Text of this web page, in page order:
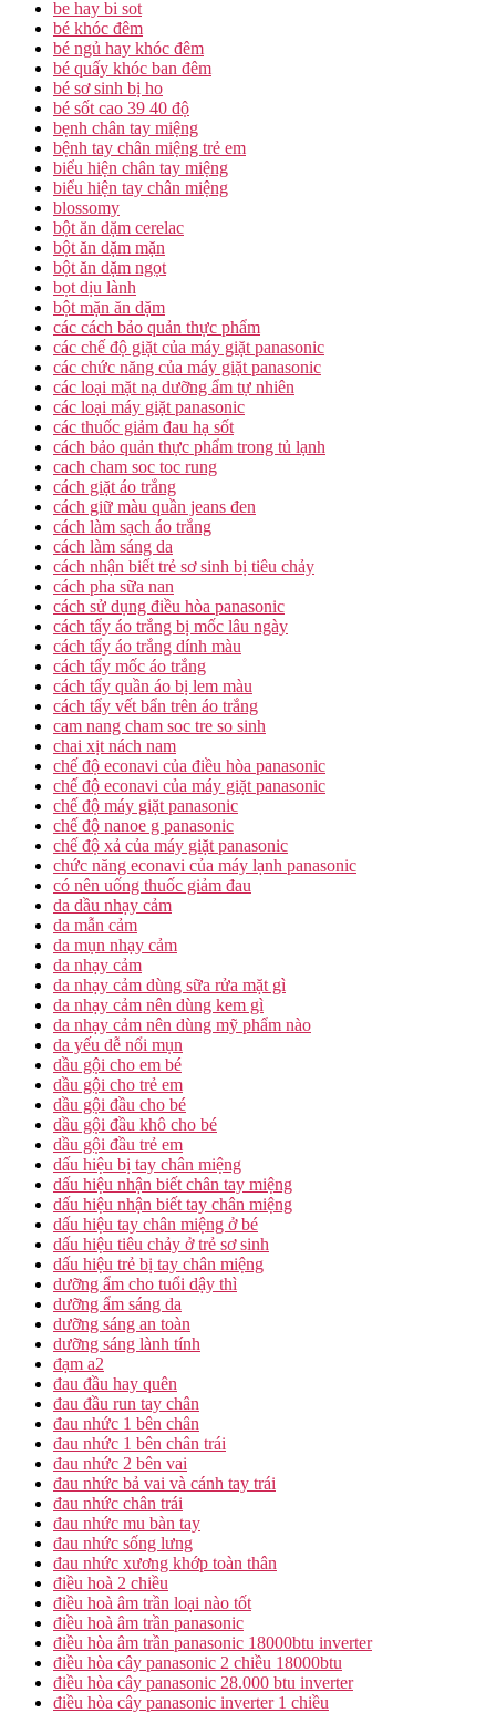
be hay bi sot
bé khóc đêm
bé ngủ hay khóc đêm
bé quấy khóc ban đêm
bé sơ sinh bị ho
bé sốt cao 39 40 độ
bẹnh chân tay miệng
bệnh tay chân miệng trẻ em
biểu hiện chân tay miệng
biểu hiện tay chân miệng
blossomy
bột ăn dặm cerelac
bột ăn dặm mặn
bột ăn dặm ngọt
bọt dịu lành
bột mặn ăn dặm
các cách bảo quản thực phẩm
các chế độ giặt của máy giặt panasonic
các chức năng của máy giặt panasonic
các loại mặt nạ dưỡng ẩm tự nhiên
các loại máy giặt panasonic
các thuốc giảm đau hạ sốt
cách bảo quản thực phẩm trong tủ lạnh
cach cham soc toc rung
cách giặt áo trắng
cách giữ màu quần jeans đen
cách làm sạch áo trắng
cách làm sáng da
cách nhận biết trẻ sơ sinh bị tiêu chảy
cách pha sữa nan
cách sử dụng điều hòa panasonic
cách tẩy áo trắng bị mốc lâu ngày
cách tẩy áo trắng dính màu
cách tẩy mốc áo trắng
cách tẩy quần áo bị lem màu
cách tẩy vết bẩn trên áo trắng
cam nang cham soc tre so sinh
chai xịt nách nam
chế độ econavi của điều hòa panasonic
chế độ econavi của máy giặt panasonic
chế độ máy giặt panasonic
chế độ nanoe g panasonic
chế độ xả của máy giặt panasonic
chức năng econavi của máy lạnh panasonic
có nên uống thuốc giảm đau
da dầu nhạy cảm
da mẫn cảm
da mụn nhạy cảm
da nhạy cảm
da nhạy cảm dùng sữa rửa mặt gì
da nhạy cảm nên dùng kem gì
da nhạy cảm nên dùng mỹ phẩm nào
da yếu dễ nổi mụn
dầu gội cho em bé
dầu gội cho trẻ em
dầu gội đầu cho bé
dầu gội đầu khô cho bé
dầu gội đầu trẻ em
dấu hiệu bị tay chân miệng
dấu hiệu nhận biết chân tay miệng
dấu hiệu nhận biết tay chân miệng
dấu hiệu tay chân miệng ở bé
dấu hiệu tiêu chảy ở trẻ sơ sinh
dấu hiệu trẻ bị tay chân miệng
dưỡng ẩm cho tuổi dậy thì
dưỡng ẩm sáng da
dưỡng sáng an toàn
dưỡng sáng lành tính
đạm a2
đau đầu hay quên
đau đầu run tay chân
đau nhức 1 bên chân
đau nhức 1 bên chân trái
đau nhức 2 bên vai
đau nhức bả vai và cánh tay trái
đau nhức chân trái
đau nhức mu bàn tay
đau nhức sống lưng
đau nhức xương khớp toàn thân
điều hoà 2 chiều
điều hoà âm trần loại nào tốt
điều hoà âm trần panasonic
điều hòa âm trần panasonic 18000btu inverter
điều hòa cây panasonic 2 chiều 18000btu
điều hòa cây panasonic 28.000 btu inverter
điều hòa cây panasonic inverter 1 chiều